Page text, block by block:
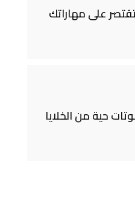
على مهاراتك
حية من الخلايا